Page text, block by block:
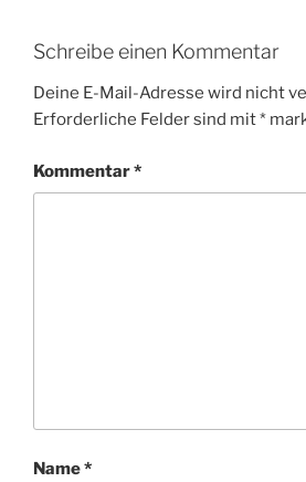
Schreibe einen Kommentar
Deine E-Mail-Adresse wird nicht
Erforderliche Felder sind mit*
Kommentar*
Name*